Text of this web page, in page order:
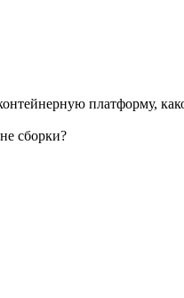
платформу,
сборки?